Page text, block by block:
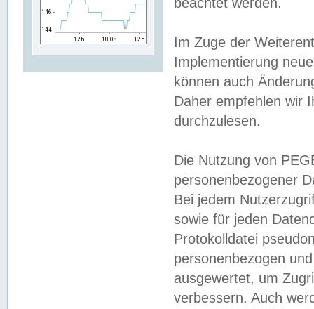
beachtet werden.
Im Zuge der
Implementierung
können auch
Daher empfehlen wir
durchzulesen.
Die Nutzung von
personenbezogener
Bei jedem
sowie für jeden
Protokolldatei
personenbezogen
ausgewertet, um
verbessern. Auch